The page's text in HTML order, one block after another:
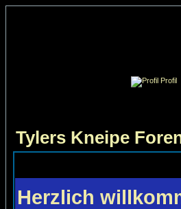
Profil
Tylers Kneipe
Herzlich